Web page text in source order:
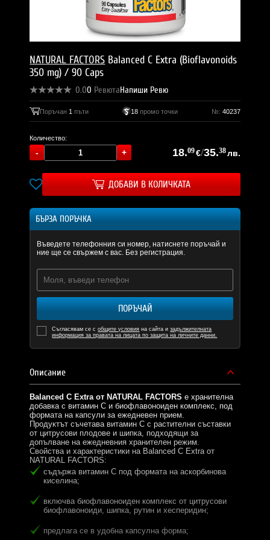
NATURAL FACTORS Balanced C Extra (Bioflavonoids
350 mg) / 90 Caps
0.00 РевютаНапиши Ревю
Поръчан 1 пъти 18промо точки №: 40237
Количество:
18.09€/35.38лв.
ДОБАВИ В КОЛИЧКАТА
БЪРЗА ПОРЪЧКА
Въведете телефонния си номер, натиснете поръчай и
ние ще се свържем с вас. Без регистрация.
ПОРЪЧАЙ
Съгласявам се собщите условия на сайта изадължителната
информация за правата на лицата по защита на личните данни.
Описание
Balanced C Extra от NATURAL FACTORS е хранителна
добавка с витамин C и биофлавоноиден комплекс, под
формата на капсули за ежедневен прием.
Продуктът съчетава витамин C с растителни съставки
от цитрусови плодове и шипка, подходящи за
допълване на ежедневния хранителен режим.
Свойства и характеристики на Balanced C Extra от
NATURAL FACTORS:
съдържа витамин C под формата на аскорбинова
киселина;
включва биофлавоноиден комплекс от цитрусови
биофлавоноиди, шипка, рутин и хесперидин;
предлага се в удобна капсулна форма;